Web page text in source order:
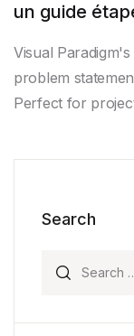
un guide
Visual
problem
Perfect for
Search